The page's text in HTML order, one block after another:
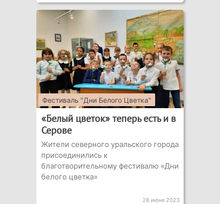
Фестиваль "Дни Белого Цветка"
«Белый цветок» теперь есть и в
Серове
Жители северного уральского города
присоединились к
благотворительному фестивалю «Дни
белого цветка»
28 июня 2023